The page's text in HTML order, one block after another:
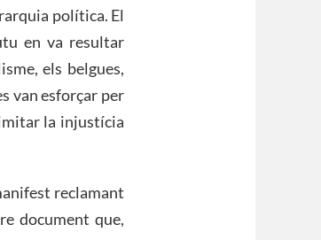
política. El
en va resultar
els belgues,
van esforçar per
la injustícia
reclamant
document que,